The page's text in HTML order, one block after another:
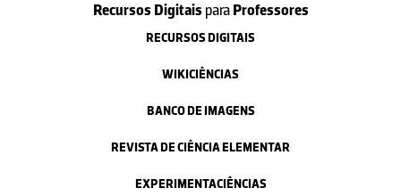
Recursos Digitais paraProfessores
RECURSOS DIGITAIS
WIKICIÊNCIAS
BANCO DE IMAGENS
REVISTA DE CIÊNCIA ELEMENTAR
EXPERIMENTACIÊNCIAS